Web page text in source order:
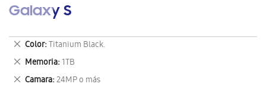
Galaxy S
Color Titanium Black.
Eliminar
este
artículo
Memoria 1TB
Eliminar
este
Camara 24MP o más
Eliminar